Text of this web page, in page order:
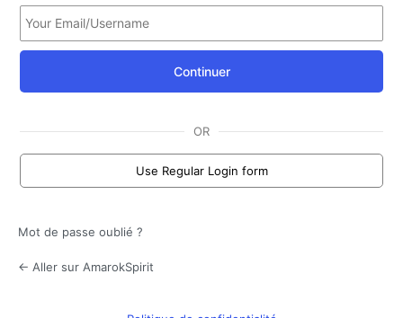
Continuer
OR
Use Regular Login form
Mot de passe oublié ?
← Aller sur AmarokSpirit